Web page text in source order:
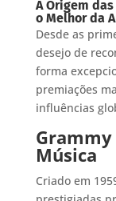
A Origem
o Melhor da
Desde as
desejo de
forma
premiações
influências
Grammy
Música
Criado em